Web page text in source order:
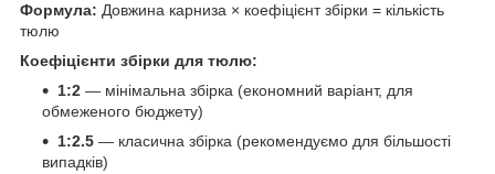
Формула: Довжина карниза × коефіцієнт збірки = кількість
тюлю
Коефіцієнти збірки для тюлю:
1:2 — мінімальна збірка (економний варіант, для
обмеженого бюджету)
1:2.5 — класична збірка (рекомендуємо для більшості
випадків)